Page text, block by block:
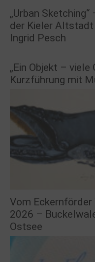
„Urban
der Kieler Altstadt
Ingrid Pesch
„Ein Objekt – viele
Kurzführung mit
Vom
2026 –
Ostsee